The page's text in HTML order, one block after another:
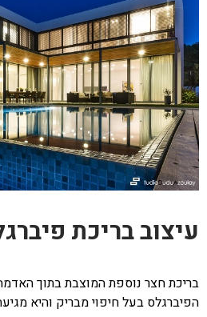
עיצוב בריכת
בריכת חצר נוספת המוצבת בתוך
הפיברגלס בעל חיפוי מבריק והיא